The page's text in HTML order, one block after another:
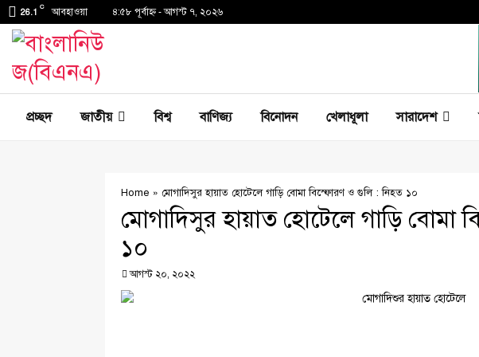
26.1
C আবহাওয়া ৪:৫৮ পূর্বাহ্ণ - আগস্ট ৭, ২০২৬
প্রচ্ছদ জাতীয় বিশ্ব বাণিজ্য বিনোদন খেলাধূলা সারাদেশ
Home » মোগাদিসুর হায়াত হোটেলে গাড়ি বোমা বিস্ফোরণ ও গুলি : নিহত ১০
মোগাদিসুর হায়াত হোটেলে গাড়ি বোমা
১০
আগস্ট ২০, ২০২২